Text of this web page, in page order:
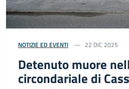
NOTIZIE ED EVENTI 22 DIC 2025
Detenuto muore
circondariale di